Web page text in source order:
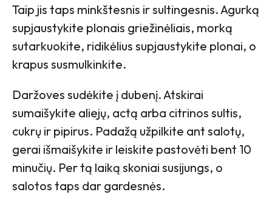
Taip jis taps minkštesnis ir sultingesnis. Agurką
supjaustykite plonais griežinėliais, morką
sutarkuokite, ridikėlius supjaustykite plonai, o
krapus susmulkinkite.
Daržoves sudėkite į dubenį. Atskirai
sumaišykite aliejų, actą arba citrinos sultis,
cukrų ir pipirus. Padažą užpilkite ant salotų,
gerai išmaišykite ir leiskite pastovėti bent 10
minučių. Per tą laiką skoniai susijungs, o
salotos taps dar gardesnės.